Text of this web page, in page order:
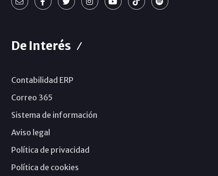
De Interés
Contabilidad ERP
Correo 365
Sistema de información
Aviso legal
Política de privacidad
Política de cookies